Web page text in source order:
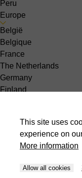
Peru
Europe
België
Belgique
France
The Netherlands
Germany
Finland
Slovakia
Slovenia
Denmark
This site uses
experience on
More information
Allow all cookies